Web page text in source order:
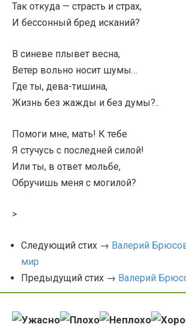
Так откуда — страсть и страх,
И бессонный бред исканий?
В синеве плывет весна,
Ветер вольно носит шумы…
Где ты, дева-тишина,
Жизнь без жажды и без думы?..
Помоги мне, мать! К тебе
Я стучусь с последней силой!
Или ты, в ответ мольбе,
Обручишь меня с могилой?
>
Следующий стих → Валерий
мир
Предыдущий стих → Валерий